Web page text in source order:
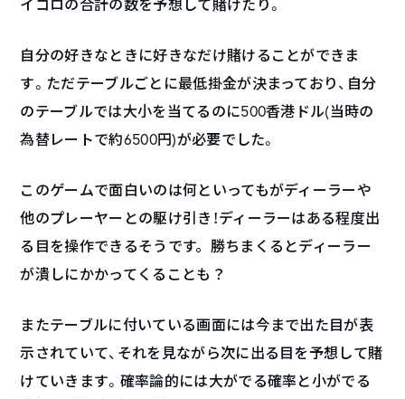
イコロの合計の数を予想して賭けたり。
自分の好きなときに好きなだけ賭けることができま
す。ただテーブルごとに最低掛金が決まっており、自分
のテーブルでは大小を当てるのに500香港ドル(当時の
為替レートで約6500円)が必要でした。
このゲームで面白いのは何といってもがディーラーや
他のプレーヤーとの駆け引き！ディーラーはある程度出
る目を操作できるそうです。勝ちまくるとディーラー
が潰しにかかってくることも？
またテーブルに付いている画面には今まで出た目が表
示されていて、それを見ながら次に出る目を予想して賭
けていきます。確率論的には大がでる確率と小がでる